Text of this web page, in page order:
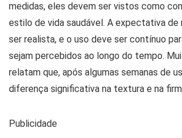
medidas, eles devem ser vistos como
estilo de vida saudável. A expectativa de
ser realista, e o uso deve ser contínuo
sejam percebidos ao longo do tempo.
relatam que, após algumas semanas de
diferença significativa na textura e na
Publicidade